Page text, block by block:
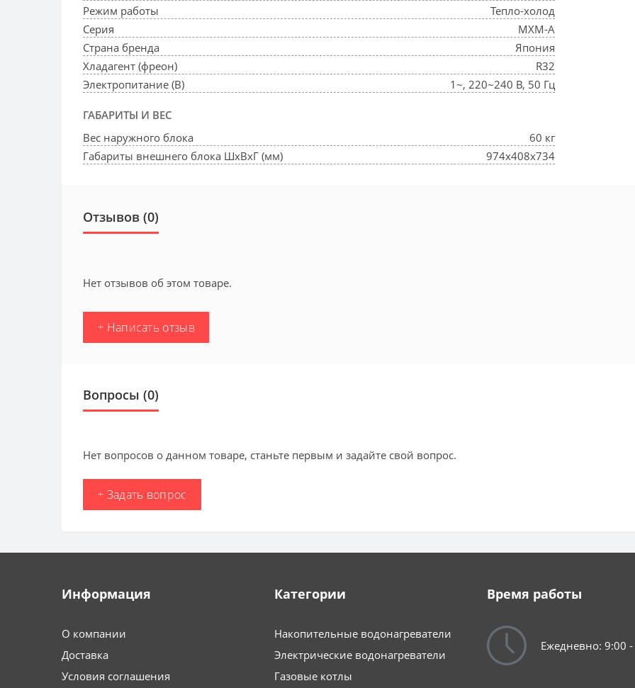
Режим работы
Тепло-холод
Серия
MXM-A
Страна бренда
Япония
Хладагент (фреон)
R32
Электропитание (В)
1~, 220~240 В, 50 Гц
ГАБАРИТЫ И ВЕС
Вес наружного блока
60 кг
Габариты внешнего блока ШхВхГ (мм)
974x408x734
Отзывов (0)
Нет отзывов об этом товаре.
+ Написать отзыв
Вопросы (0)
Нет вопросов о данном товаре, станьте первым и задайте свой вопрос.
+ Задать вопрос
Информация
О компании
Доставка
Условия соглашения
Категории
Накопительные водонагреватели
Электрические водонагреватели
Газовые котлы
Время работы
Ежедневно: 9:00